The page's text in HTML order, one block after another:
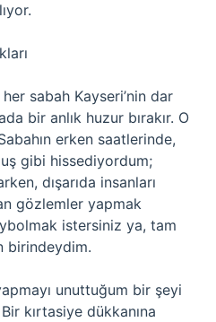
sabah Kayseri’nin dar
bir anlık huzur bırakır. O
erken saatlerinde,
gibi hissediyordum;
dışarıda insanları
gözlemler yapmak
istersiniz ya, tam
birindeydim.
unuttuğum bir şeyi
kırtasiye dükkanına